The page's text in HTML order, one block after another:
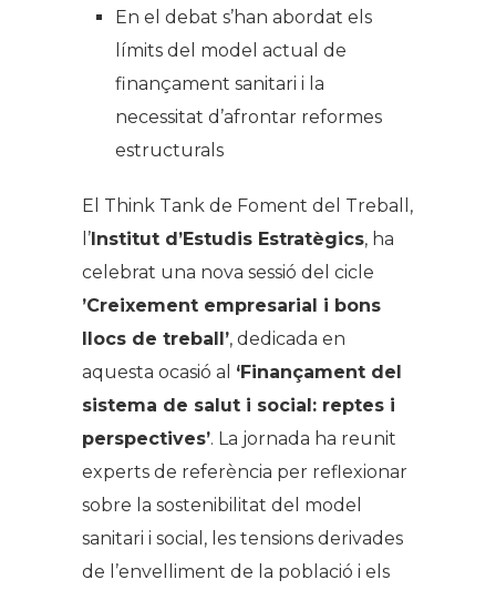
En el debat s’han abordat els
límits del model actual de
finançament sanitari i la
necessitat d’afrontar reformes
estructurals
El Think Tank de Foment del Treball,
l’Institut d’Estudis Estratègics, ha
celebrat una nova sessió del cicle
’Creixement empresarial i bons
llocs de treball’, dedicada en
aquesta ocasió al ‘Finançament del
sistema de salut i social: reptes i
perspectives’. La jornada ha reunit
experts de referència per reflexionar
sobre la sostenibilitat del model
sanitari i social, les tensions derivades
de l’envelliment de la població i els